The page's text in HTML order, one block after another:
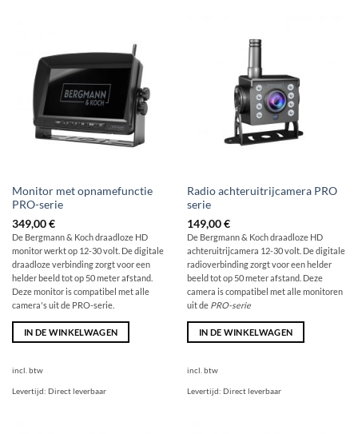
Monitor met opnamefunctie
PRO-serie
349,00€
De Bergmann & Koch draadloze HD
monitor werkt op 12-30 volt. De digitale
draadloze verbinding zorgt voor een
helder beeld tot op 50 meter afstand.
Deze monitor is compatibel met alle
camera's uit de PRO-serie.
IN DE WINKELWAGEN
incl. btw
Levertijd: Direct leverbaar
Radio achteruitrijcamera PRO
serie
149,00€
De Bergmann & Koch draadloze HD
achteruitrijcamera 12-30 volt. De digitale
radioverbinding zorgt voor een helder
beeld tot op 50 meter afstand. Deze
camera is compatibel met alle monitoren
uit de PRO-serie
IN DE WINKELWAGEN
incl. btw
Levertijd: Direct leverbaar